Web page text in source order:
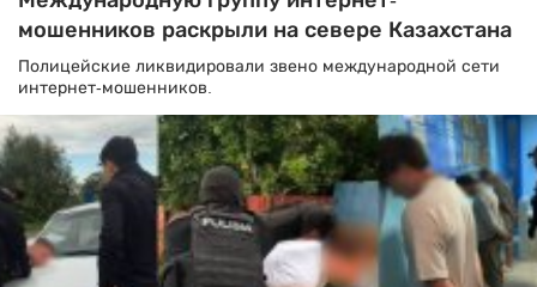
мошенников раскрыли на севере Казахстана
Полицейские ликвидировали звено международной сети
интернет-мошенников.